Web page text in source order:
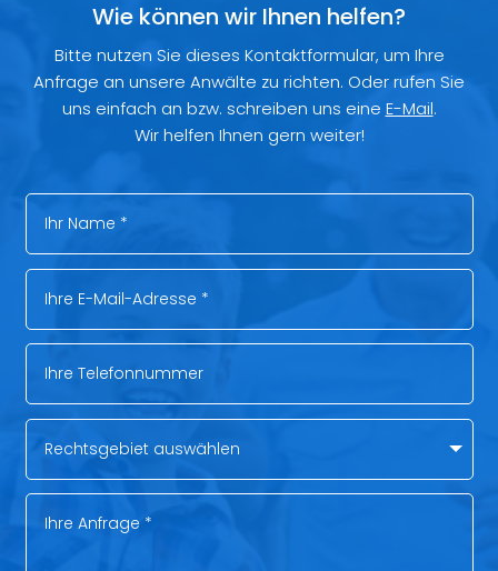
Wie können wir Ihnen helfen?
Bitte nutzen Sie dieses Kontaktformular, um Ihre
Anfrage an unsere Anwälte zu richten. Oder rufen Sie
uns einfach an bzw. schreiben uns eine E-Mail.
Wir helfen Ihnen gern weiter!